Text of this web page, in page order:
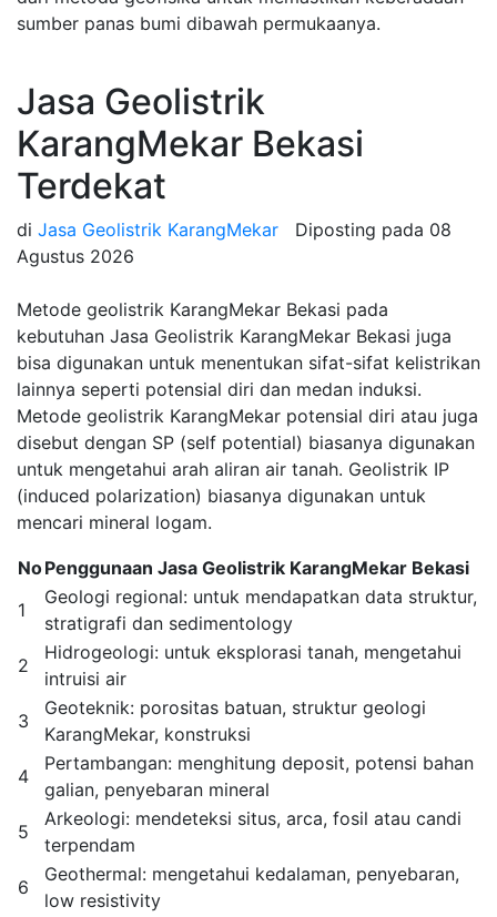
sumber panas bumi dibawah permukaanya.
Jasa Geolistrik
KarangMekar Bekasi
Terdekat
di Jasa Geolistrik KarangMekar Diposting pada 08
Agustus 2026
Metode geolistrik KarangMekar Bekasi pada
kebutuhan Jasa Geolistrik KarangMekar Bekasi juga
bisa digunakan untuk menentukan sifat-sifat kelistrikan
lainnya seperti potensial diri dan medan induksi.
Metode geolistrik KarangMekar potensial diri atau juga
disebut dengan SP (self potential) biasanya digunakan
untuk mengetahui arah aliran air tanah. Geolistrik IP
(induced polarization) biasanya digunakan untuk
mencari mineral logam.
NoPenggunaan Jasa Geolistrik KarangMekar Bekasi
1
Geologi regional: untuk mendapatkan data struktur,
stratigrafi dan sedimentology
2
Hidrogeologi: untuk eksplorasi tanah, mengetahui
intruisi air
3
Geoteknik: porositas batuan, struktur geologi
KarangMekar, konstruksi
4
Pertambangan: menghitung deposit, potensi bahan
galian, penyebaran mineral
5
Arkeologi: mendeteksi situs, arca, fosil atau candi
terpendam
6
Geothermal: mengetahui kedalaman, penyebaran,
low resistivity